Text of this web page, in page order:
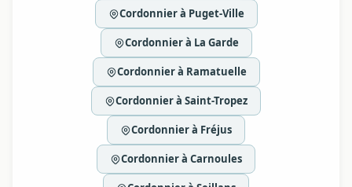
Cordonnier à Puget-Ville
Cordonnier à La Garde
Cordonnier à Ramatuelle
Cordonnier à Saint-Tropez
Cordonnier à Fréjus
Cordonnier à Carnoules